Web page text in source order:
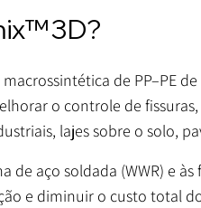
3D?
macrossintética de PP–PE
o controle de
lajes sobre o solo,
de aço soldada (WWR) e
e diminuir o custo total